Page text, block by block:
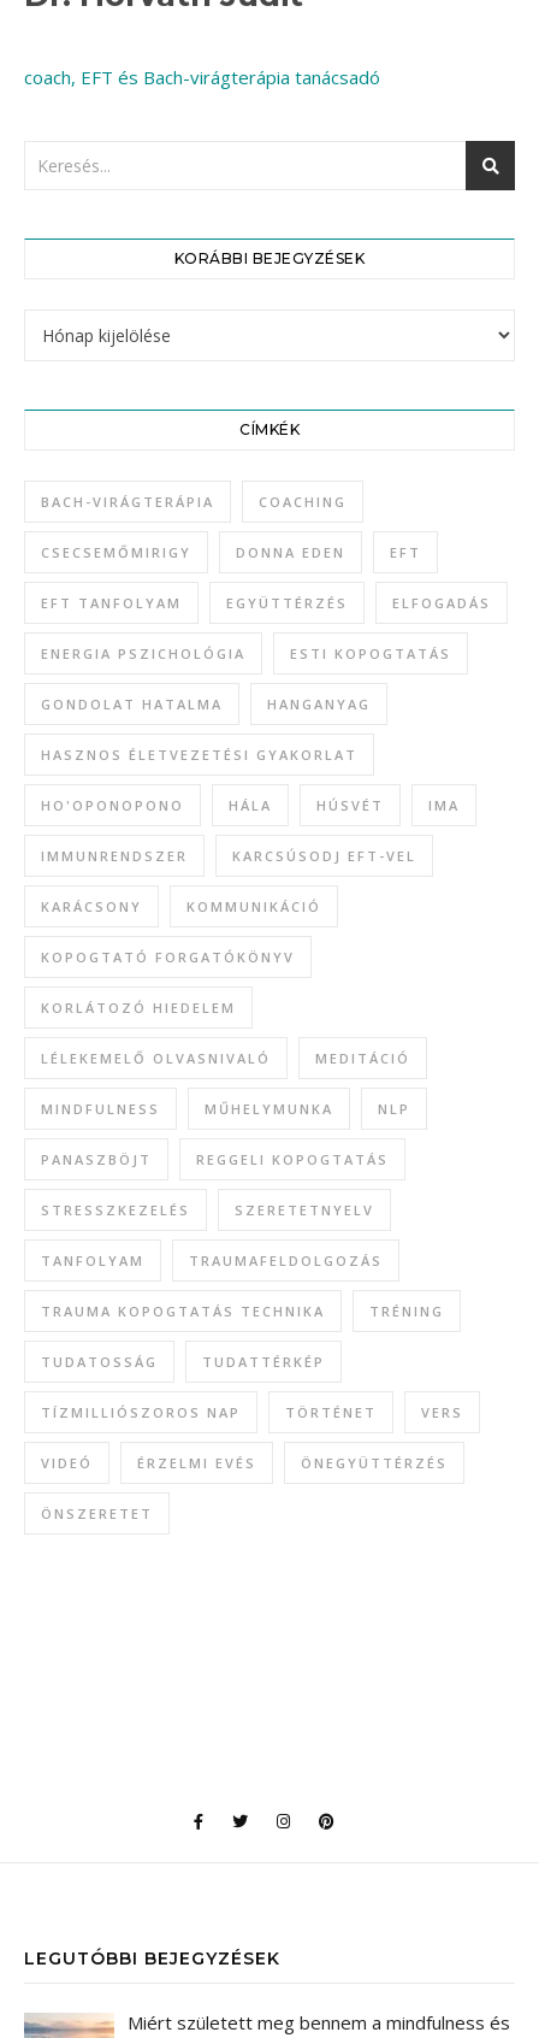
coach, EFT és Bach-virágterápia tanácsadó
KORÁBBI BEJEGYZÉSEK
CÍMKÉK
BACH-VIRÁGTERÁPIA COACHING
CSECSEMŐMIRIGY DONNA EDEN EFT
EFT TANFOLYAM EGYÜTTÉRZÉS ELFOGADÁS
ENERGIA PSZICHOLÓGIA ESTI KOPOGTATÁS
GONDOLAT HATALMA HANGANYAG
HASZNOS ÉLETVEZETÉSI GYAKORLAT
HO'OPONOPONO HÁLA HÚSVÉT IMA
IMMUNRENDSZER KARCSÚSODJ EFT-VEL
KARÁCSONY KOMMUNIKÁCIÓ
KOPOGTATÓ FORGATÓKÖNYV
KORLÁTOZÓ HIEDELEM
LÉLEKEMELŐ OLVASNIVALÓ MEDITÁCIÓ
MINDFULNESS MŰHELYMUNKA NLP
PANASZBÖJT REGGELI KOPOGTATÁS
STRESSZKEZELÉS SZERETETNYELV
TANFOLYAM TRAUMAFELDOLGOZÁS
TRAUMA KOPOGTATÁS TECHNIKA TRÉNING
TUDATOSSÁG TUDATTÉRKÉP
TÍZMILLIÓSZOROS NAP TÖRTÉNET VERS
VIDEÓ ÉRZELMI EVÉS ÖNEGYÜTTÉRZÉS
ÖNSZERETET
LEGUTÓBBI BEJEGYZÉSEK
Miért született meg bennem a mindfulness és